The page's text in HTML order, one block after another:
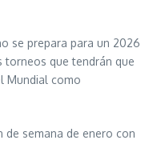
se prepara para un 2026
torneos que tendrán que
Mundial como
de semana de enero con